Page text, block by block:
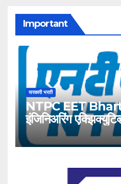
Important
सरकारी भरती
NTPC EET
इंजिनिअरिंग